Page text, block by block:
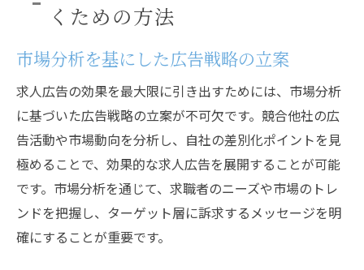
くための方法
市場分析を基にした広告戦略の立案
求人広告の効果を最大限に引き出すためには、市場分析
に基づいた広告戦略の立案が不可欠です。競合他社の広
告活動や市場動向を分析し、自社の差別化ポイントを見
極めることで、効果的な求人広告を展開することが可能
です。市場分析を通じて、求職者のニーズや市場のトレ
ンドを把握し、ターゲット層に訴求するメッセージを明
確にすることが重要です。